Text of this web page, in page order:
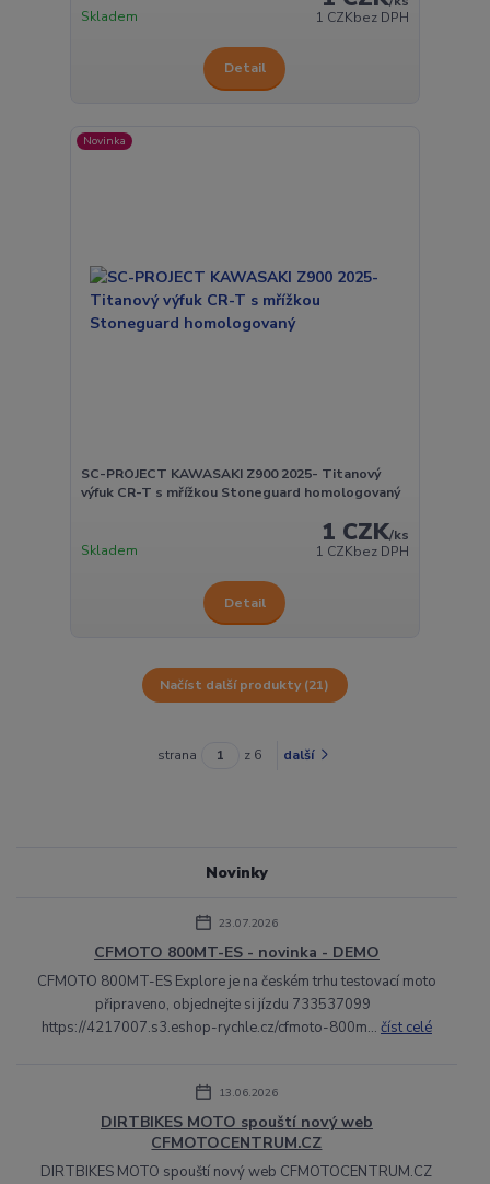
1 CZKbez DPH
Skladem
Detail
Novinka
SC-PROJECT KAWASAKI Z900 2025- Titanový
výfuk CR-T s mřížkou Stoneguard homologovaný
1 CZK/ks
1 CZKbez DPH
Skladem
Detail
Načíst další produkty (21)
strana z 6 další
Novinky
23.07.2026
CFMOTO 800MT-ES - novinka - DEMO
CFMOTO 800MT-ES Explore je na českém trhu testovací moto
připraveno, objednejte si jízdu 733537099
https://4217007.s3.eshop-rychle.cz/cfmoto-800m... číst celé
13.06.2026
DIRTBIKES MOTO spouští nový web
CFMOTOCENTRUM.CZ
DIRTBIKES MOTO spouští nový web CFMOTOCENTRUM.CZ